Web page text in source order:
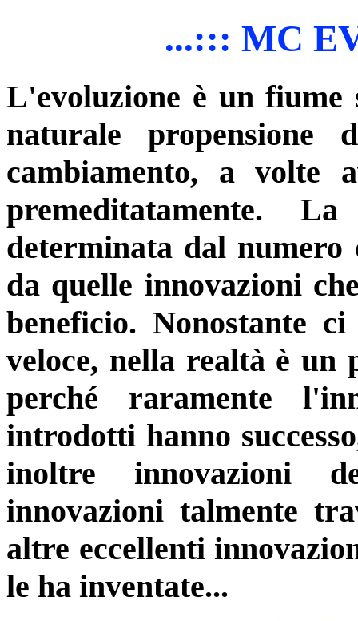
...::: MC
L'evoluzione è un fiume
naturale
cambiamento, a volte
premeditatamente.
determinata dal
da quelle innovazioni
beneficio. Nonostante
veloce, nella realtà è un
perché raramente
introdotti hanno
inoltre innovazioni
innovazioni talmente
altre eccellenti
le ha inventate...